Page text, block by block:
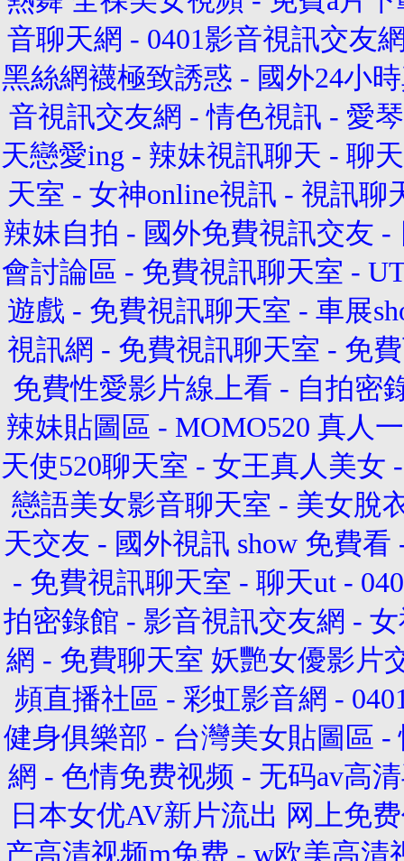
音聊天網 - 0401影音視訊交友
黑絲網襪極致誘惑 - 國外24小
音視訊交友網 -情色視訊 - 愛
天戀愛ing - 辣妹視訊聊天 - 聊
天室 - 女神online視訊 - 視訊聊
辣妹自拍 - 國外免費視訊交友 -
會討論區 - 免費視訊聊天室 -
遊戲 - 免費視訊聊天室 - 車展
視訊網 - 免費視訊聊天室 - 免
免費性愛影片線上看 - 自拍密
辣妹貼圖區 - MOMO520 真人
天使520聊天室 - 女王真人美女
戀語美女影音聊天室 - 美女脫
天交友 - 國外視訊 show 免費看
- 免費視訊聊天室 - 聊天ut -
拍密錄館 - 影音視訊交友網 -
網 - 免費聊天室 妖艷女優影片
頻直播社區 - 彩虹影音網 -
健身俱樂部 - 台灣美女貼圖區 -
網 - 色情免费视频 - 无码av高
日本女优AV新片流出 网上免
产高清视频m免费 - w欧美高清